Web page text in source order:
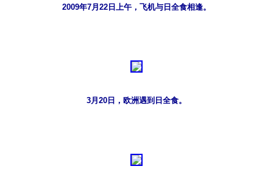
2009年7月22日上午，飞机与日全食相逢。
3月20日，欧洲遇到日全食。